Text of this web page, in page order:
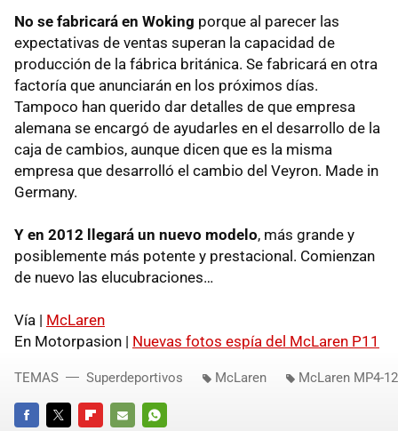
No se fabricará en Woking porque al parecer las
expectativas de ventas superan la capacidad de
producción de la fábrica británica. Se fabricará en otra
factoría que anunciarán en los próximos días.
Tampoco han querido dar detalles de que empresa
alemana se encargó de ayudarles en el desarrollo de la
caja de cambios, aunque dicen que es la misma
empresa que desarrolló el cambio del Veyron. Made in
Germany.
Y en 2012 llegará un nuevo modelo, más grande y
posiblemente más potente y prestacional. Comienzan
de nuevo las elucubraciones…
Vía | McLaren
En Motorpasion | Nuevas fotos espía del McLaren P11
TEMAS Superdeportivos McLaren McLaren MP4-